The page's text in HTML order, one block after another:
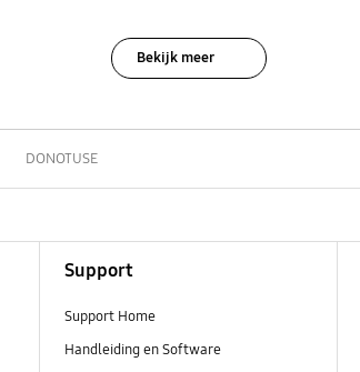
Bekijk meer
DONOTUSE
Support
Support Home
Handleiding en Software